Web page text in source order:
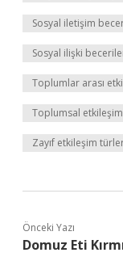
Sosyal iletişim
Sosyal ilişki
Toplumlar arası
Toplumsal
Zayıf etkileşim
Önceki Yazı
Domuz Eti